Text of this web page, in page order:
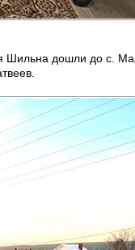
Шильна дошли до с.